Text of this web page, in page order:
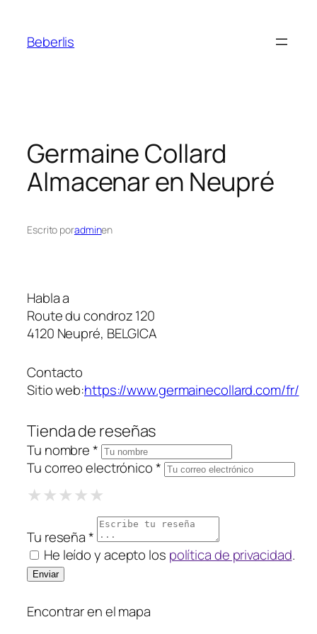
Beberlis
Germaine Collard
Almacenar en Neupré
Escrito poradminen
Habla a
Route du condroz 120
4120 Neupré, BELGICA
Contacto
Sitio web:https://www.germainecollard.com/fr/
Tienda de reseñas
Tu nombre *
Tu correo electrónico *
★1 Star
★★2 Stars
★★★3 Stars
★★★★4 Stars
★★★★★
Tu reseña *
He leído y acepto los política de privacidad.
Encontrar en el mapa